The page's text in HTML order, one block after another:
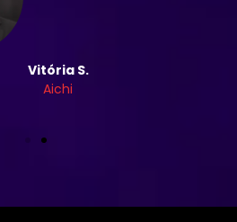
Vitória S.
Aichi